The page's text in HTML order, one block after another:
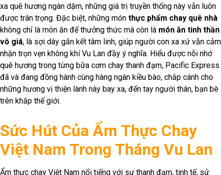
xa quê hương ngàn dặm, những giá trị truyền thống này vẫn luôn
được trân trọng. Đặc biệt, những món thực phẩm chay quê nhà
không chỉ là món ăn để thưởng thức mà còn là món ăn tinh thần
vô giá, là sợi dây gắn kết tâm linh, giúp người con xa xứ vẫn cảm
nhận trọn vẹn không khí Vu Lan đầy ý nghĩa. Hiểu được nỗi nhớ
quê hương trong từng bữa cơm chay thanh đạm, Pacific Express
đã và đang đồng hành cùng hàng ngàn kiều bào, chắp cánh cho
những hương vị thiện lành này bay xa, đến tay người thân, bạn bè
trên khắp thế giới.
Sức Hút Của Ẩm Thực Chay
Việt Nam Trong Tháng Vu Lan
Ẩm thực chay Việt Nam nổi tiếng với sự thanh đạm, tinh tế, sử